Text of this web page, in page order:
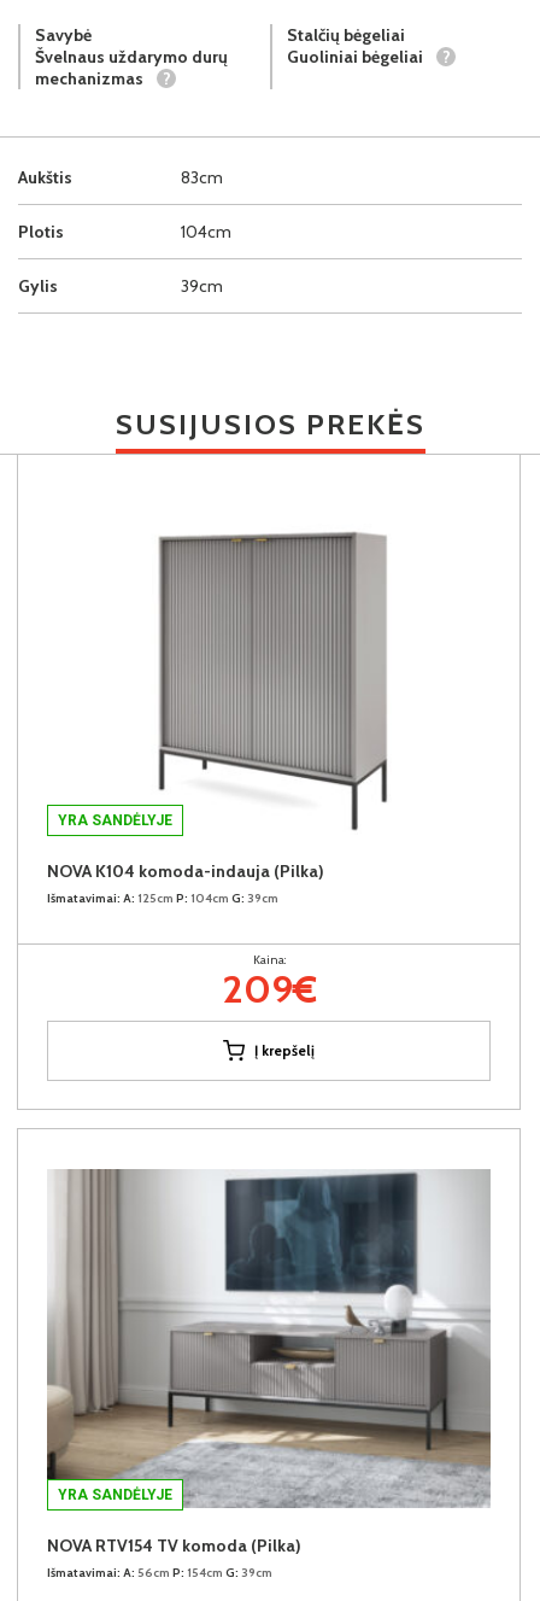
Aukštis 83cm
Plotis 104cm
Gylis 39cm
Savybė
Švelnaus uždarymo durų
mechanizmas
?
Stalčių bėgeliai
Guoliniai bėgeliai
?
SUSIJUSIOS PREKĖS
YRA SANDĖLYJE
NOVA K104 komoda-indauja (Pilka)
Išmatavimai: A: 125cm P: 104cm G: 39cm
Kaina:
209€
Į krepšelį
YRA SANDĖLYJE
NOVA RTV154 TV komoda (Pilka)
Išmatavimai: A: 56cm P: 154cm G: 39cm